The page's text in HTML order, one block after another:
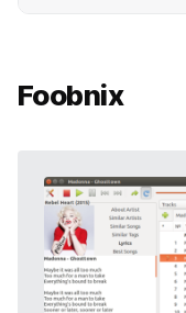
Foobnix